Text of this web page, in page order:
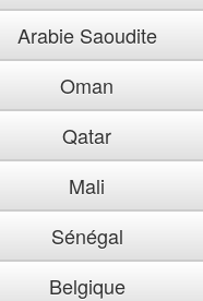
Arabie Saoudite
Oman
Qatar
Mali
Sénégal
Belgique